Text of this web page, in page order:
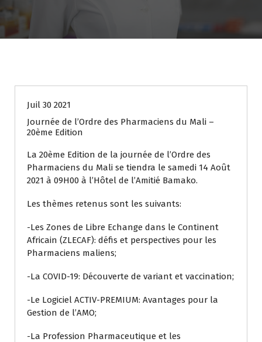
Juil 30 2021
Journée de l’Ordre des Pharmaciens du Mali –
20ème Edition
La 20ème Edition de la journée de l’Ordre des
Pharmaciens du Mali se tiendra le samedi 14 Août
2021 à 09H00 à l’Hôtel de l’Amitié Bamako.
Les thèmes retenus sont les suivants:
-Les Zones de Libre Echange dans le Continent
Africain (ZLECAF): défis et perspectives pour les
Pharmaciens maliens;
-La COVID-19: Découverte de variant et vaccination;
-Le Logiciel ACTIV-PREMIUM: Avantages pour la
Gestion de l’AMO;
-La Profession Pharmaceutique et les